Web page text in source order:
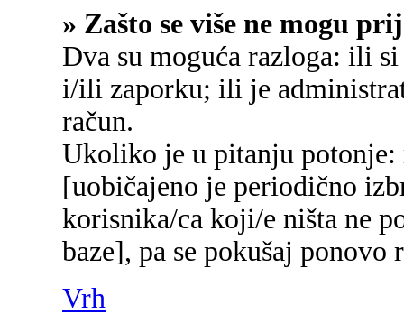
» Zašto se više ne mogu
Dva su moguća razloga: ili
i/ili zaporku; ili je
račun.
Ukoliko je u pitanju potonje:
[uobičajeno je periodično
korisnika/ca koji/e ništa ne
baze], pa se pokušaj ponovo
Vrh